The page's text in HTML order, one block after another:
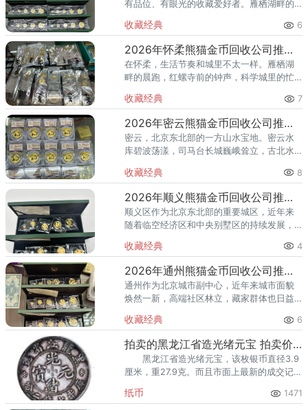
有品位、有眼光的收藏爱好者。雁栖湖畔的
红螺寺的香火绵延不绝——怀柔的藏家群体
也在悄然壮大。熊猫金币，作为
收藏经典 6
2026年怀柔熊猫金币回收公司推荐 怀柔哪里回收熊猫金币
在怀柔，生活节奏和城里不太一样。雁栖湖
畔的晨跑，红螺寺前的钟声，科学城里的忙
值。熊猫金币作为兼具投资与收藏属性的热
门品种，在怀柔的藏家圈子里一
收藏经典 7
2026年密云熊猫金币回收公司推荐 密云回收熊猫金币正规渠道
密云，北京东北部的一方山水宝地。密云水
库碧波荡漾，司马台长城巍峨耸立，古北水
的土地上，越来越多的人开始关注钱币收
藏，熊猫金币凭借其国家法定货币
收藏经典 8
2026年顺义熊猫金币回收公司推荐 顺义回收熊猫金币渠道
顺义区作为北京东北部的重要城区，近年来
随着临空经济区和中央别墅区的持续发展，
量也在稳步增长。然而，不少顺义藏家在考
虑出手熊猫金币时，总会遇到一
收藏经典 4
2026年通州熊猫金币回收公司推荐 通州出手熊猫金币藏家该选哪家？
通州作为北京城市副中心，近年来城市面貌
焕然一新，高端社区林立，藏家群体也日益
爱琴海购物公园，从行政办公区到运河商务
区，关注钱币收藏的人越来越多
收藏经典 6
拍卖的黑龙江省造光绪元宝 拍卖价格多少才合适
黑龙江省造光绪元宝，该枚银币直径3.9
厘米，重27.9克。而且市面上最新的成交记录
泽鲜艳，保存完好，叹为观止。
纸币 1471